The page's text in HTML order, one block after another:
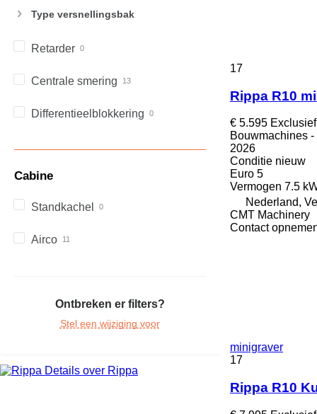
IT
MH
Type versnellingsbak
Retarder
Centrale smering
Differentieelblokkering
Cabine
Standkachel
Airco
Ontbreken er filters?
Stel een wijziging voor
Details over Rippa
17
Rippa R10
€ 5.595
Bouwmachines
2026
Conditie nieuw
Euro 5
Vermogen 7.5
Nederland,
CMT Machinery
Contact
minigraver
17
Rippa R10